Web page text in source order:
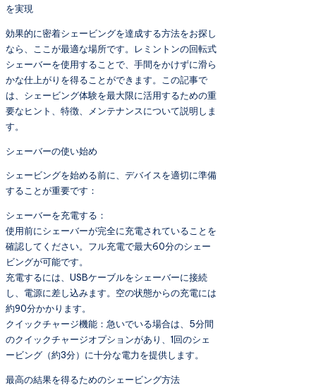
を実現
効果的に密着シェービングを達成する方法をお探し
なら、ここが最適な場所です。レミントンの回転式
シェーバーを使用することで、手間をかけずに滑ら
かな仕上がりを得ることができます。この記事で
は、シェービング体験を最大限に活用するための重
要なヒント、特徴、メンテナンスについて説明しま
す。
シェーバーの使い始め
シェービングを始める前に、デバイスを適切に準備
することが重要です：
シェーバーを充電する：
使用前にシェーバーが完全に充電されていることを
確認してください。フル充電で最大60分のシェー
ビングが可能です。
充電するには、USBケーブルをシェーバーに接続
し、電源に差し込みます。空の状態からの充電には
約90分かかります。
クイックチャージ機能：急いでいる場合は、5分間
のクイックチャージオプションがあり、1回のシェ
ービング（約3分）に十分な電力を提供します。
最高の結果を得るためのシェービング方法